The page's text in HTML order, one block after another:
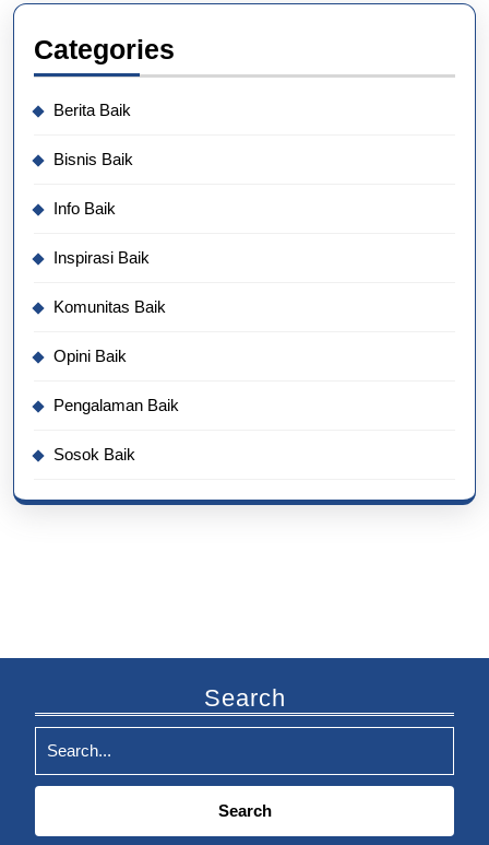
Categories
Berita Baik
Bisnis Baik
Info Baik
Inspirasi Baik
Komunitas Baik
Opini Baik
Pengalaman Baik
Sosok Baik
Search
Search